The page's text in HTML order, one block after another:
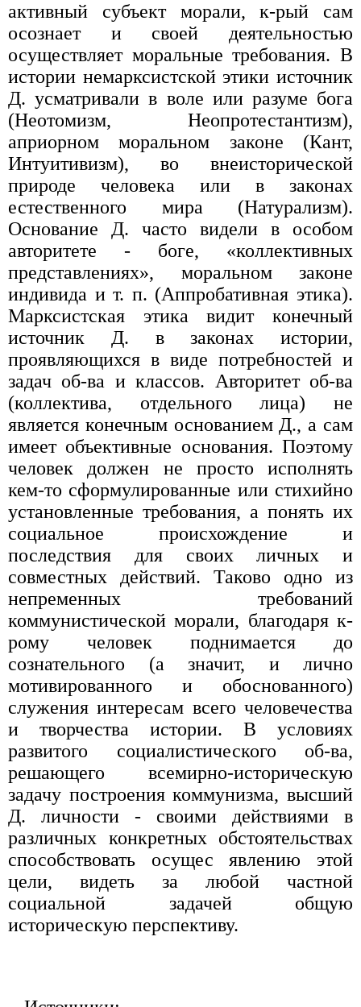
активный субъект морали, к-рый сам
осознает и своей деятельностью
осуществляет моральные требования. В
истории немарксистской этики источник
Д. усматривали в воле или разуме бога
(Неотомизм, Неопротестантизм),
априорном моральном законе (Кант,
Интуитивизм), во внеисторической
природе человека или в законах
естественного мира (Натурализм).
Основание Д. часто видели в особом
авторитете - боге, «коллективных
представлениях», моральном законе
индивида и т. п. (Аппробативная этика).
Марксистская этика видит конечный
источник Д. в законах истории,
проявляющихся в виде потребностей и
задач об-ва и классов. Авторитет об-ва
(коллектива, отдельного лица) не
является конечным основанием Д., а сам
имеет объективные основания. Поэтому
человек должен не просто исполнять
кем-то сформулированные или стихийно
установленные требования, а понять их
социальное происхождение и
последствия для своих личных и
совместных действий. Таково одно из
непременных требований
коммунистической морали, благодаря к-
рому человек поднимается до
сознательного (а значит, и лично
мотивированного и обоснованного)
служения интересам всего человечества
и творчества истории. В условиях
развитого социалистического об-ва,
решающего всемирно-историческую
задачу построения коммунизма, высший
Д. личности - своими действиями в
различных конкретных обстоятельствах
способствовать осущес явлению этой
цели, видеть за любой частной
социальной задачей общую
историческую перспективу.